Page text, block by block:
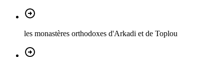
les monastères orthodoxes d'Arkadi et de Toplou